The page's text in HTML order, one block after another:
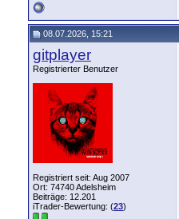
08.07.2026, 15:21
gitplayer
Registrierter Benutzer
Registriert seit: Aug 2007
Ort: 74740 Adelsheim
Beiträge: 12.201
iTrader-Bewertung: (23)